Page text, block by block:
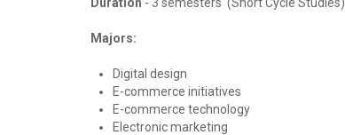
Majors:
Digital design
E-commerce initiatives
E-commerce technology
Electronic marketing